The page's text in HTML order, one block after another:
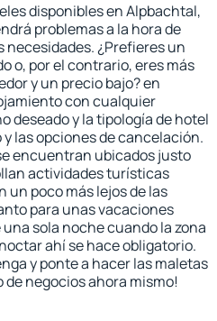
disponibles en Alpbachtal,
problemas a la hora de
necesidades. ¿Prefieres un
o, por el contrario, eres más
y un precio bajo? en
con cualquier
deseado y la tipología de hotel
las opciones de cancelación.
encuentran ubicados justo
actividades turísticas
poco más lejos de las
para unas vacaciones
sola noche cuando la zona
ahí se hace obligatorio.
y ponte a hacer las maletas
negocios ahora mismo!